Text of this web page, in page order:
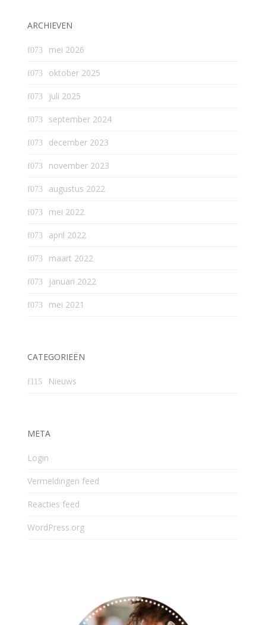
ARCHIEVEN
mei 2026
oktober 2025
juli 2025
september 2024
december 2023
november 2023
augustus 2022
mei 2022
april 2022
maart 2022
januari 2022
mei 2021
CATEGORIEËN
Nieuws
META
Login
Vermeldingen feed
Reacties feed
WordPress.org